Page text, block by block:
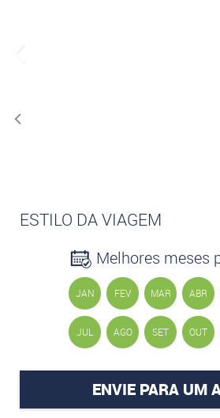
ESTILO DA VIAGEM
Melhores meses
JAN FEV MAR ABR
JUL AGO SET OUT
ENVIE PARA UM